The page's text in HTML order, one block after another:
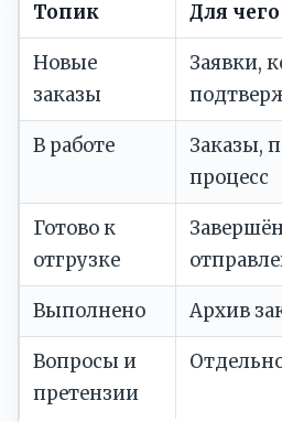
Топик Для чего
Новые
заказы
Заявки,
В работе
Заказы,
процесс
Готово к
отгрузке
Выполнено Архив
Вопросы и
претензии